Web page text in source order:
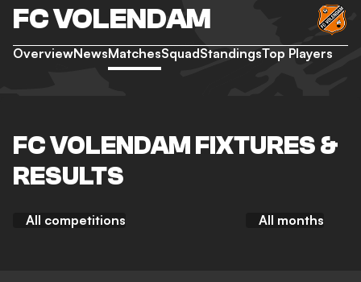
FC VOLENDAM
OverviewNewsMatchesSquadStandingsTop Players
FC VOLENDAM FIXTURES &
RESULTS
All competitions All months